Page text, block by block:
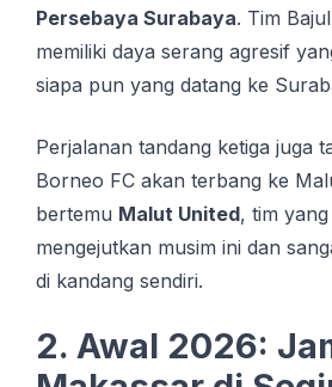
Persebaya Surabaya. Tim
memiliki daya serang agresif
siapa pun yang datang ke
Perjalanan tandang ketiga juga
Borneo FC akan terbang ke
bertemu Malut United, tim
mengejutkan musim ini dan
di kandang sendiri.
2. Awal 2026: